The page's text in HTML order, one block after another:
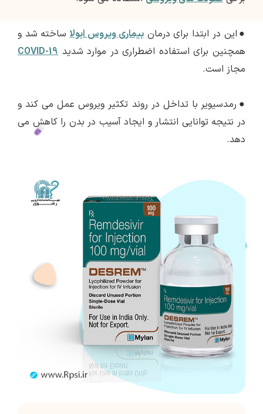
● این در ابتدا برای درمانبیماری ویروس ابولاساخته شد و
همچنین برای استفاده اضطراری در موارد شدید COVID-19
مجاز است.
● رمدسیویر با تداخل در روند تکثیر ویروس عمل می کند و
در نتیجه توانایی انتشار و ایجاد آسیب در بدن را کاهش می
دهد.